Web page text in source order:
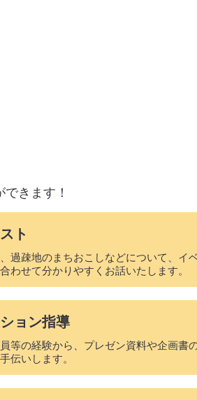
どん
代表
きます！
ト
過疎地のまちおこしなどについて、イ
わせて分かりやすくお話いたします。
ョン指導
等の経験から、プレゼン資料や企画書
伝いします。